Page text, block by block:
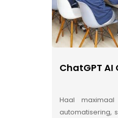
ChatGPT AI
Haal
automatisering,